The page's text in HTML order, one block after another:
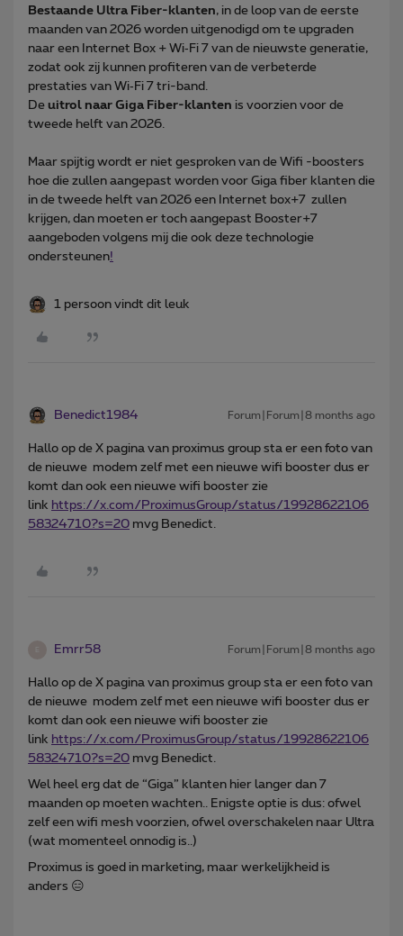
Bestaande Ultra Fiber-klanten, in de loop van de eerste
maanden van 2026 worden uitgenodigd om te upgraden
naar een Internet Box + Wi‑Fi 7 van de nieuwste generatie,
zodat ook zij kunnen profiteren van de verbeterde
prestaties van Wi‑Fi 7 tri-band.
De uitrol naar Giga Fiber-klanten is voorzien voor de
tweede helft van 2026.
Maar spijtig wordt er niet gesproken van de Wifi -boosters
hoe die zullen aangepast worden voor Giga fiber klanten die
in de tweede helft van 2026 een Internet box+7 zullen
krijgen, dan moeten er toch aangepast Booster+7
aangeboden volgens mij die ook deze technologie
ondersteunen!
1 persoon vindt dit leuk
Benedict1984 Forum|Forum|8 months ago
Hallo op de X pagina van proximus group sta er een foto van
de nieuwe modem zelf met een nieuwe wifi booster dus er
komt dan ook een nieuwe wifi booster zie
link https://x.com/ProximusGroup/status/19928622106
58324710?s=20 mvg Benedict.
Emrr58 Forum|Forum|8 months ago
Hallo op de X pagina van proximus group sta er een foto van
de nieuwe modem zelf met een nieuwe wifi booster dus er
komt dan ook een nieuwe wifi booster zie
link https://x.com/ProximusGroup/status/19928622106
58324710?s=20 mvg Benedict.
Wel heel erg dat de “Giga” klanten hier langer dan 7
maanden op moeten wachten.. Enigste optie is dus: ofwel
zelf een wifi mesh voorzien, ofwel overschakelen naar Ultra
(wat momenteel onnodig is..)
Proximus is goed in marketing, maar werkelijkheid is
anders 😑